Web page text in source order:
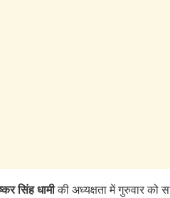
सिंह धामीकी अध्यक्षता में गुरुवार को